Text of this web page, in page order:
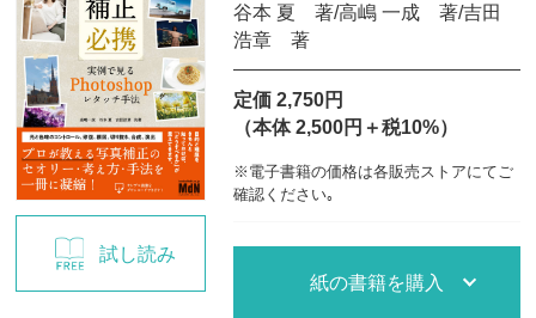
試し読み
谷本 夏 著/高嶋 一成 著/吉田
浩章 著
定価 2,750円
（本体 2,500円＋税10%）
※電子書籍の価格は各販売ストアにてご
確認ください｡
紙の書籍を購入